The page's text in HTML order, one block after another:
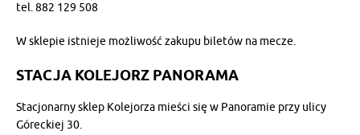
tel. 882 129 508
W sklepie istnieje możliwość zakupu biletów na mecze.
STACJA KOLEJORZ PANORAMA
Stacjonarny sklep Kolejorza mieści się w Panoramie przy ulicy
Góreckiej 30.